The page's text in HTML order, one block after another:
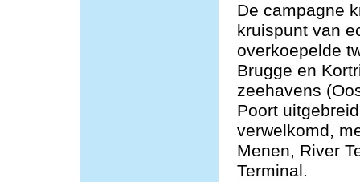
De campagne
kruispunt van
overkoepelde
Brugge en
zeehavens
Poort
verwelkomd,
Menen, River
Terminal.